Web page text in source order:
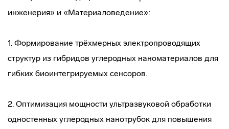
инженерия» и «Материаловедение»:
1. Формирование трёхмерных электропроводящих
структур из гибридов углеродных наноматериалов для
гибких биоинтегрируемых сенсоров.
2. Оптимизация мощности ультразвуковой обработки
одностенных углеродных нанотрубок для повышения